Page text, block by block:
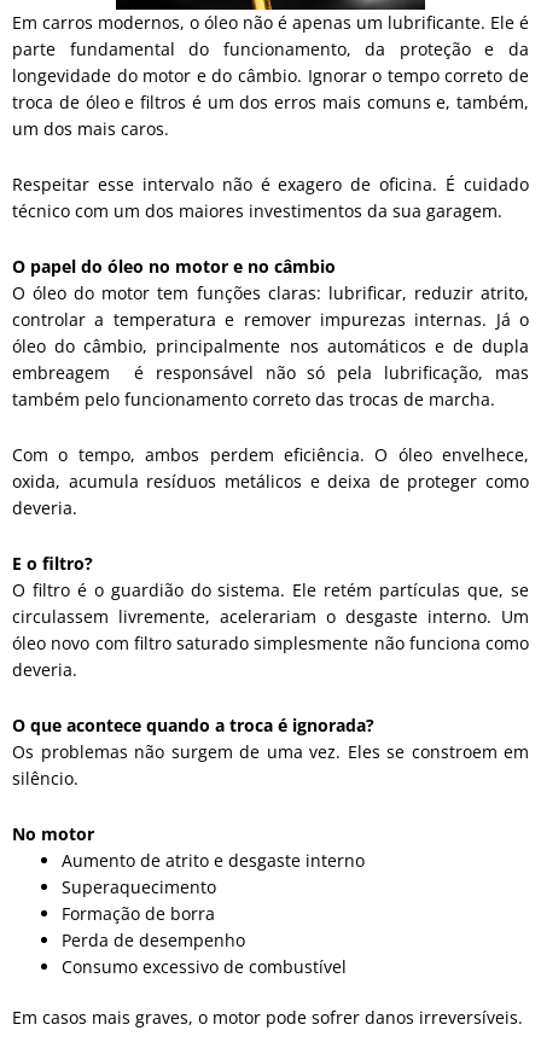
Em carros modernos, o óleo não é apenas um lubrificante. Ele é
parte fundamental do funcionamento, da proteção e da
longevidade do motor e do câmbio. Ignorar o tempo correto de
troca de óleo e filtros é um dos erros mais comuns e, também,
um dos mais caros.
Respeitar esse intervalo não é exagero de oficina. É cuidado
técnico com um dos maiores investimentos da sua garagem.
O papel do óleo no motor e no câmbio
O óleo do motor tem funções claras: lubrificar, reduzir atrito,
controlar a temperatura e remover impurezas internas. Já o
óleo do câmbio, principalmente nos automáticos e de dupla
embreagem é responsável não só pela lubrificação, mas
também pelo funcionamento correto das trocas de marcha.
Com o tempo, ambos perdem eficiência. O óleo envelhece,
oxida, acumula resíduos metálicos e deixa de proteger como
deveria.
E o filtro?
O filtro é o guardião do sistema. Ele retém partículas que, se
circulassem livremente, acelerariam o desgaste interno. Um
óleo novo com filtro saturado simplesmente não funciona como
deveria.
O que acontece quando a troca é ignorada?
Os problemas não surgem de uma vez. Eles se constroem em
silêncio.
No motor
Aumento de atrito e desgaste interno
Superaquecimento
Formação de borra
Perda de desempenho
Consumo excessivo de combustível
Em casos mais graves, o motor pode sofrer danos irreversíveis.